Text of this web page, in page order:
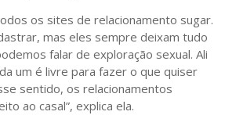
os sites de relacionamento sugar.
mas eles sempre deixam tudo
falar de exploração sexual. Ali
um é livre para fazer o que quiser
sentido, os relacionamentos
ao casal”, explica ela.